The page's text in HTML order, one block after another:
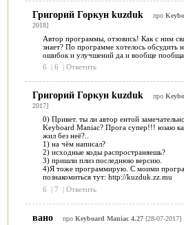
Григорий Горкун kuzduk про
2018]
Автор программы, отзовись! Как с ним
знает? По программе хотелось обсудить
ошибок и улучшений да и вообще
6
| 6 | Ответить
Григорий Горкун kuzduk про
2017]
0) Привет. ты ли автор ентой
Keyboard Maniac? Прога супер!!! юзаю
жил без неё?..
1) на чём написал?
2) исходные коды распространяешь?
3) пришли плиз последнюю версию.
4)Я тоже программирую. С моими
познакомиться тут: http://kuzduk.zz.mu
6
| 7 | Ответить
вано про Keyboard Maniac 4.27[28-07-2017]